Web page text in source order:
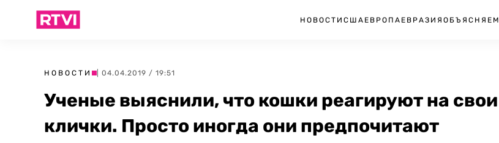
НОВОСТИ США ЕВРОПА ЕВРАЗИЯ ОБЪЯСНЯЕМ
НОВОСТИ | 04.04.2019 / 19:51
Ученые выяснили, что кошки реагируют на свои
клички. Просто иногда они предпочитают